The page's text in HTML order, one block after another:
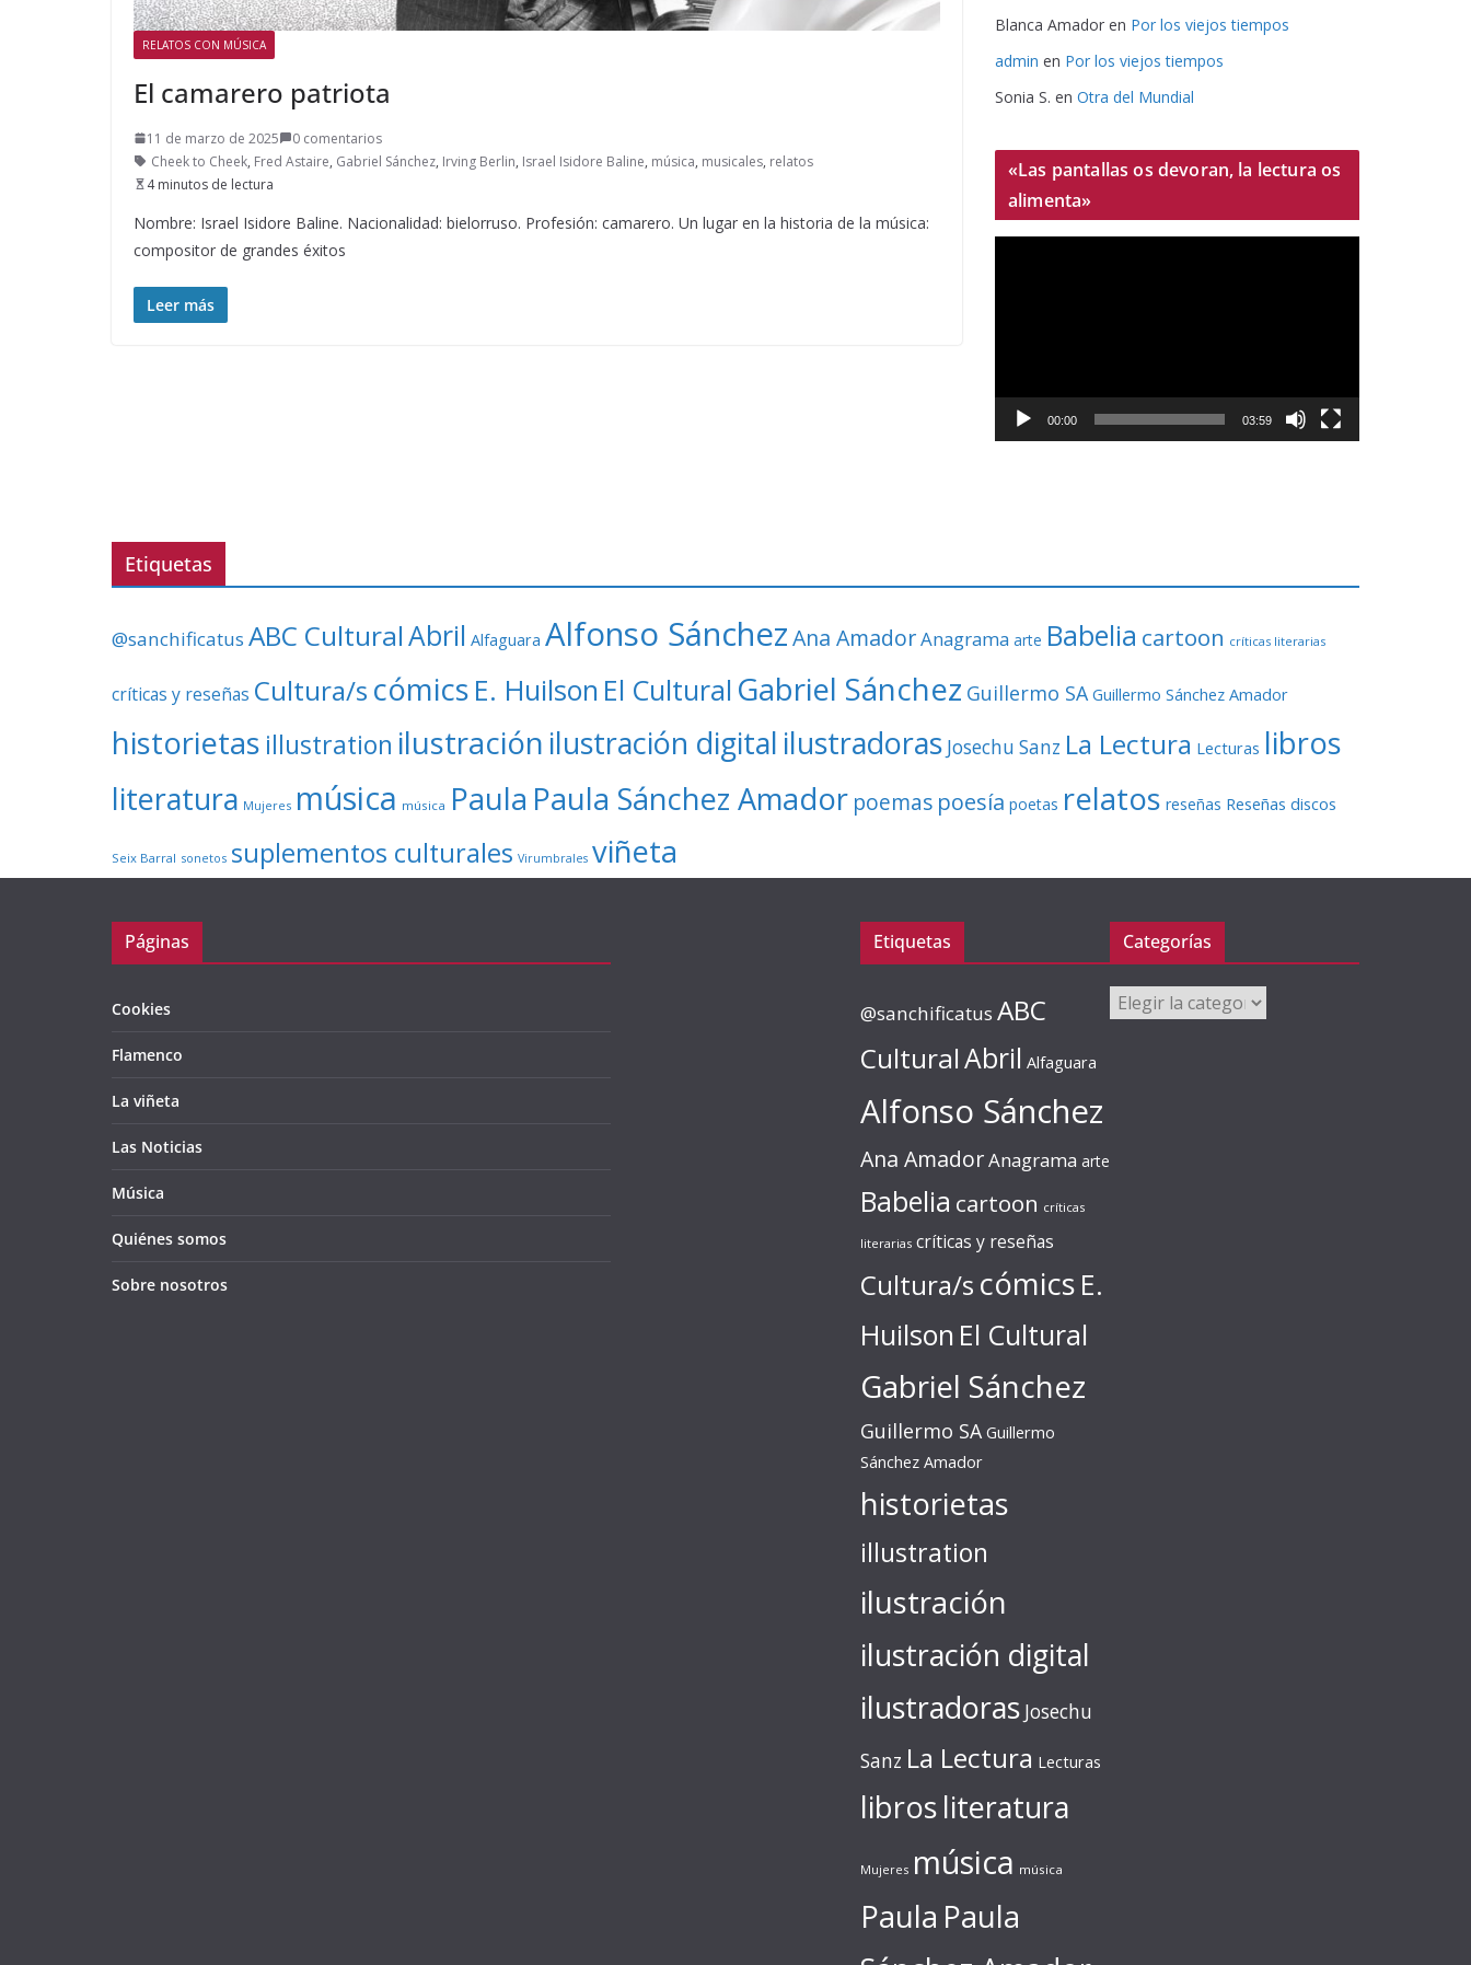
RELATOS CON MÚSICA
El camarero patriota
11 de marzo de 2025
0 comentarios
Cheek to Cheek, Fred Astaire, Gabriel Sánchez, Irving Berlin, Israel Isidore Baline, música, musicales, relatos
4 minutos de lectura
Nombre: Israel Isidore Baline. Nacionalidad: bielorruso. Profesión: camarero. Un lugar en la historia de la música:
compositor de grandes éxitos
Leer más
Blanca Amador en Por los viejos tiempos
admin en Por los viejos tiempos
Sonia S. en Otra del Mundial
«Las pantallas os devoran, la lectura os
alimenta»
c
í
e
00:00 03:59
Etiquetas
@sanchificatus ABC CulturalAbril Alfaguara Alfonso SánchezAna AmadorAnagrama arte Babelia cartoon críticas literarias
críticas y reseñas Cultura/s cómics E. Huilson El Cultural Gabriel Sánchez Guillermo SA Guillermo Sánchez Amador
historietas illustration ilustración ilustración digital ilustradoras Josechu Sanz La Lectura Lecturas libros
literatura Mujeres música música Paula Paula Sánchez Amador poemas poesía poetas relatos reseñas Reseñas discos
Seix Barral sonetos suplementos culturales Virumbrales viñeta
Páginas
Cookies
Flamenco
La viñeta
Las Noticias
Música
Quiénes somos
Sobre nosotros
Etiquetas
@sanchificatus ABC
CulturalAbril Alfaguara
Alfonso Sánchez
Ana AmadorAnagrama arte
Babelia cartoon críticas
literarias críticas y reseñas
Cultura/s cómics E.
Huilson El Cultural
Gabriel Sánchez
Guillermo SA Guillermo
Sánchez Amador
historietas
illustration
ilustración
ilustración digital
ilustradoras Josechu
Sanz La Lectura Lecturas
librosliteratura
Mujeres música música
Paula Paula
Categorías
Categorías